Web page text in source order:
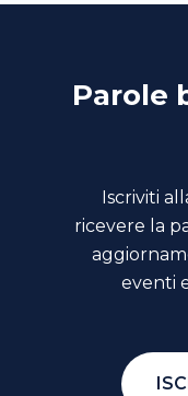
Parole
Iscriviti
ricevere la
eventi